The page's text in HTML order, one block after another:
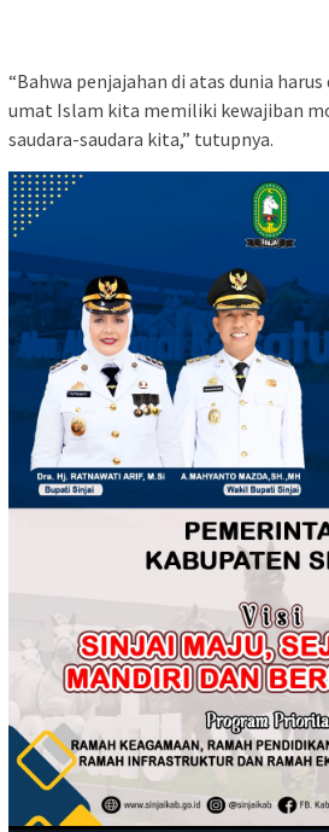
“Bahwa penjajahan di atas dunia
umat Islam kita memiliki kewajiban
saudara-saudara kita,” tutupnya.